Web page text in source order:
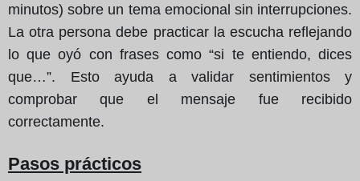
minutos) sobre un tema emocional sin interrupciones.
La otra persona debe practicar la escucha reflejando
lo que oyó con frases como “si te entiendo, dices
que…”. Esto ayuda a validar sentimientos y
comprobar que el mensaje fue recibido
correctamente.
Pasos prácticos